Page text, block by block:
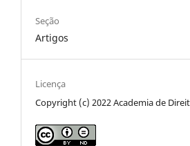
Seção
Artigos
Licença
Copyright (c) 2022 Academia de